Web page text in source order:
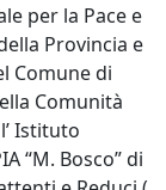
per la Pace e
Provincia e
Comune di
Comunità
Istituto
“M. Bosco” di